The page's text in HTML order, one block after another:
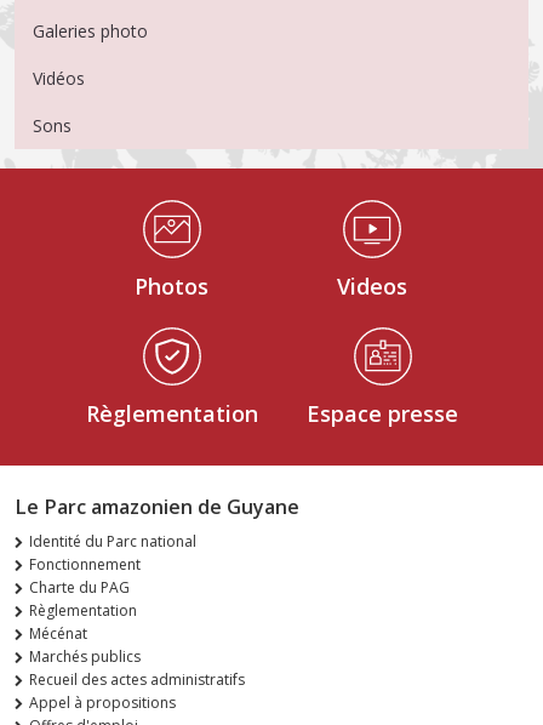
Galeries photo
Vidéos
Sons
Médiathèque Footer
Photos Videos
Règlementation Espace presse
Le Parc amazonien de Guyane
Identité du Parc national
Fonctionnement
Charte du PAG
Règlementation
Mécénat
Marchés publics
Recueil des actes administratifs
Appel à propositions